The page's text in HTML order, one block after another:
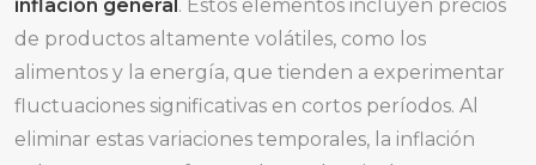
inflación general. Estos elementos incluyen precios
de productos altamente volátiles, como los
alimentos y la energía, que tienden a experimentar
fluctuaciones significativas en cortos períodos. Al
eliminar estas variaciones temporales, la inflación